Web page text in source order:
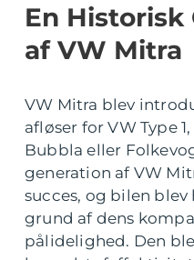
En Historisk
af VW Mitra
VW Mitra blev
afløser for VW Type
Bubbla eller
generation af VW
succes, og bilen
grund af dens
pålidelighed. Den